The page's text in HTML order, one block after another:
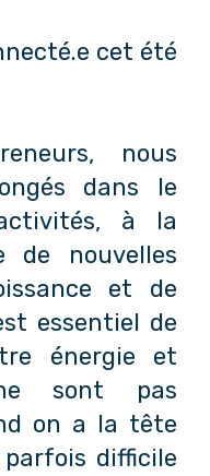
cet été
nous
dans le
à la
de nouvelles
et de
essentiel de
énergie et
sont pas
on a la tête
difficile